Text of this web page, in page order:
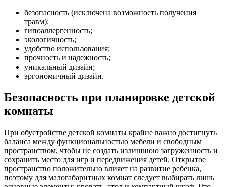
безопасность (исключена возможность получения
травм);
гипоаллергенность;
экологичность;
удобство использования;
прочность и надежность;
уникальный дизайн;
эргономичный дизайн.
Безопасность при планировке детской
комнаты
При обустройстве детской комнаты крайне важно достигнуть
баланса между функциональностью мебели и свободным
пространством, чтобы не создать излишнюю загруженность и
сохранить место для игр и передвижения детей. Открытое
пространство положительно влияет на развитие ребенка,
поэтому для малогабаритных комнат следует выбирать лишь